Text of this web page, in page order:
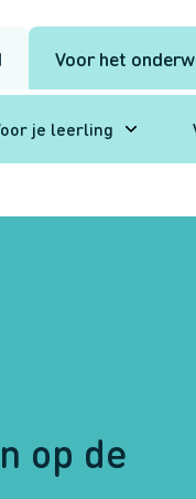
Voor het
je leerling
op de